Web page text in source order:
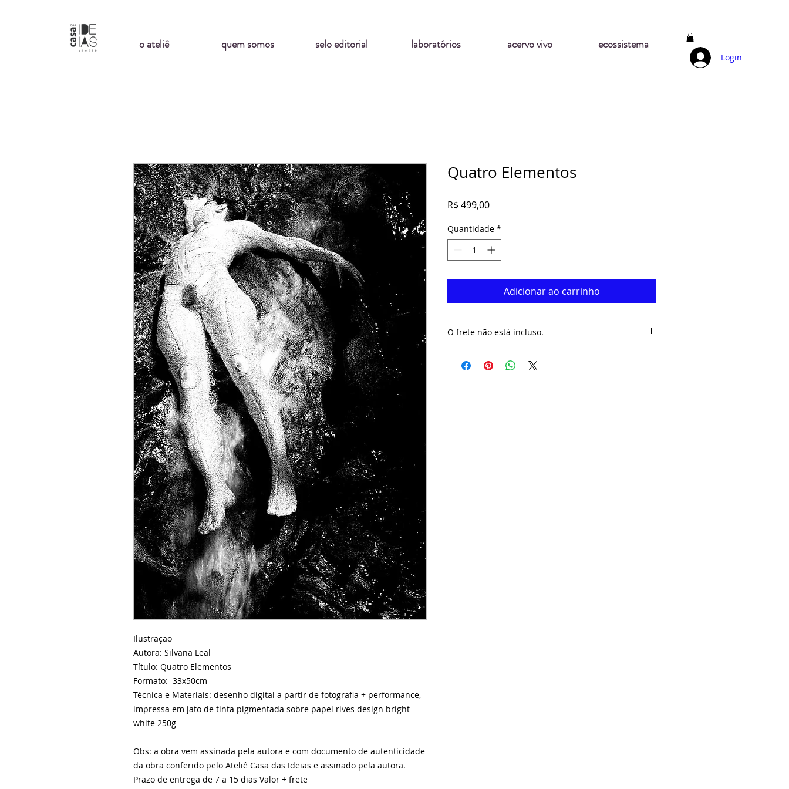
o ateliê quem somos selo editorial laboratórios acervo vivo ecossistema
Login
Ilustração
Autora: Silvana Leal
Título: Quatro Elementos
Formato: 33x50cm
Técnica e Materiais: desenho digital a partir de fotografia + performance,
impressa em jato de tinta pigmentada sobre papel rives design bright
white 250g
Obs: a obra vem assinada pela autora e com documento de autenticidade
da obra conferido pelo Ateliê Casa das Ideias e assinado pela autora.
Prazo de entrega de 7 a 15 dias Valor + frete
Quatro Elementos
R$ 499,00Preço
Quantidade *
Adicionar ao carrinho
O frete não está incluso.
úteis. Aguarde nosso e.mail com o número de